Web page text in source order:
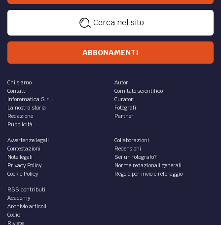
Cerca nel sito
ABBONAMENTI
Chi siamo
Contatti
Inforomatica S.r.l.
La nostra storia
Redazione
Pubblicità
Autori
Comitato scientifico
Curatori
Fotografi
Partner
Avvertenze legali
Contestazioni
Note legali
Privacy Policy
Cookie Policy
Collaborazioni
Recensioni
Sei un fotografo?
Norme redazionali generali
Regole per invio e referaggio
RSS contributi
Academy
Archivio articoli
Codici
Riviste